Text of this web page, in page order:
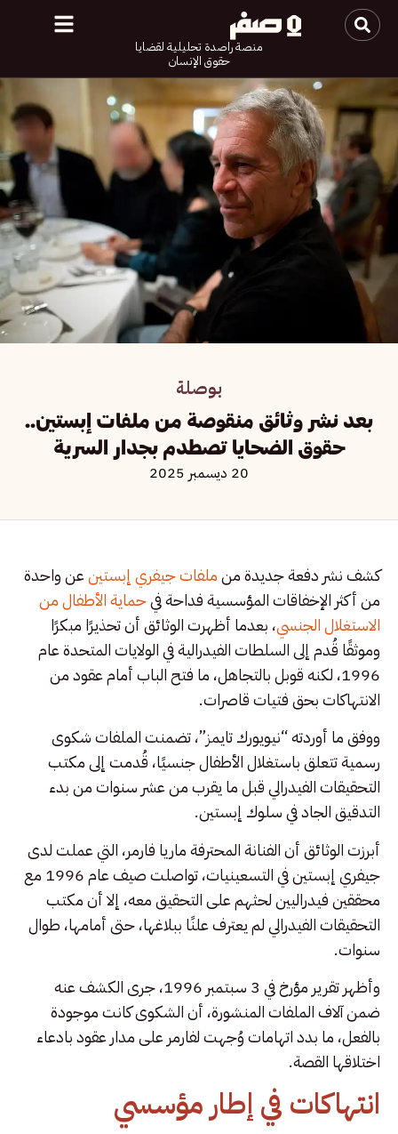
منصة راصدة تحليلية لقضايا
حقوق الإنسان
بوصلة
بعد نشر وثائق منقوصة من ملفات إبستين..
حقوق الضحايا تصطدم بجدار السرية
20 ديسمبر 2025
كشف نشر دفعة جديدة منملفات جيفري إبستينعن واحدة
من أكثر الإخفاقات المؤسسية فداحة فيحماية الأطفال من
الاستغلال الجنسي، بعدما أظهرت الوثائق أن تحذيرًا مبكرًا
وموثقًا قُدم إلى السلطات الفيدرالية في الولايات المتحدة عام
1996، لكنه قوبل بالتجاهل، ما فتح الباب أمام عقود من
الانتهاكات بحق فتيات قاصرات.
ووفق ما أوردته “نيويورك تايمز”، تضمنت الملفات شكوى
رسمية تتعلق باستغلال الأطفال جنسيًا، قُدمت إلى مكتب
التحقيقات الفيدرالي قبل ما يقرب من عشر سنوات من بدء
التدقيق الجاد في سلوك إبستين.
أبرزت الوثائق أن الفنانة المحترفة ماريا فارمر، التي عملت لدى
جيفري إبستين في التسعينيات، تواصلت صيف عام 1996 مع
محققين فيدراليين لحثهم على التحقيق معه، إلا أن مكتب
التحقيقات الفيدرالي لم يعترف علنًا ببلاغها، حتى أمامها، طوال
سنوات.
وأظهر تقرير مؤرخ في 3 سبتمبر 1996، جرى الكشف عنه
ضمن آلاف الملفات المنشورة، أن الشكوى كانت موجودة
بالفعل، ما بدد اتهامات وُجهت لفارمر على مدار عقود بادعاء
اختلاقها القصة.
انتهاكات في إطار مؤسسي